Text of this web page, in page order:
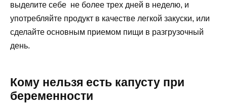
выделите себе не более трех дней в неделю, и
употребляйте продукт в качестве легкой закуски, или
сделайте основным приемом пищи в разгрузочный
день.
Кому нельзя есть капусту при
беременности